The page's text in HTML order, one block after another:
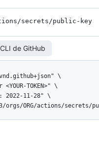
/secrets /public-key
CLI de GitHub
orgs/ORG/actions/secrets/